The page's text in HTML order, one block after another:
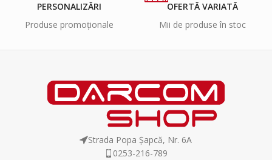
PERSONALIZĂRI
Produse promoționale
OFERTĂ VARIATĂ
Mii de produse în stoc
Strada Popa Șapcă, Nr. 6A
0253-216-789